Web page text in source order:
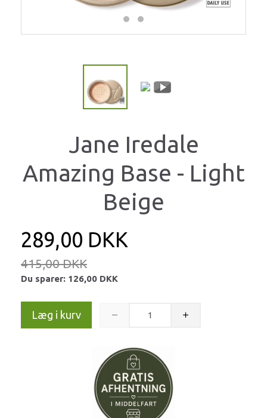
Jane Iredale
Amazing Base - Light
Beige
289,00 DKK
415,00 DKK
Du sparer: 126,00 DKK
Læg i kurv